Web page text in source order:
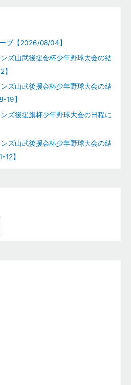
ブ【2026/08/04】
ズ山武後援会杯少年野球大会の結
ズ山武後援会杯少年野球大会の結
】
ズ後援旗杯少年野球大会の日程に
ズ山武後援会杯少年野球大会の結
】